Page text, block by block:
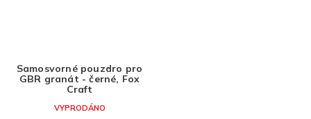
Samosvorné pouzdro pro
GBR granát - černé, Fox
Craft
VYPRODÁNO